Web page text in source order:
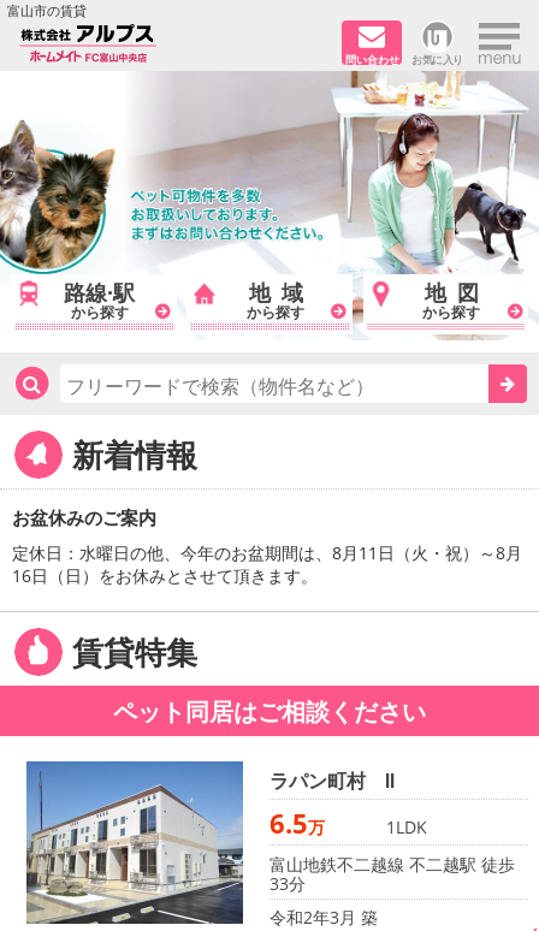
富山市の賃貸
問い合わせ お気に入り ×
ペット同居はご相談ください
路線·駅から探す
地域から探す
地図から探す
店舗情報·アクセス
会社概要
メールでお問い合わせ
路線·駅
から探す
地域
から探す
地図
から探す
検
索
新着情報
お盆休みのご案内
定休日：水曜日の他、今年のお盆期間は、8月11日（火・祝）～8月
16日（日）をお休みとさせて頂きます。
賃貸特集
ペット同居はご相談ください
ラパン町村 Ⅱ
6.5万
1LDK
富山地鉄不二越線 不二越駅 徒歩
33分
令和2年3月 築